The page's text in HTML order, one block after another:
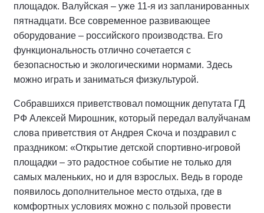
площадок. Валуйская – уже 11-я из запланированных
пятнадцати. Все современное развивающее
оборудование – российского производства. Его
функциональность отлично сочетается с
безопасностью и экологическими нормами. Здесь
можно играть и заниматься физкультурой.
Собравшихся приветствовал помощник депутата ГД
РФ Алексей Мирошник, который передал валуйчанам
слова приветствия от Андрея Скоча и поздравил с
праздником: «Открытие детской спортивно-игровой
площадки – это радостное событие не только для
самых маленьких, но и для взрослых. Ведь в городе
появилось дополнительное место отдыха, где в
комфортных условиях можно с пользой провести